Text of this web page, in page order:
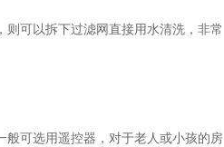
可以拆下过滤网直接用水清洗，非常
可选用遥控器，对于老人或小孩的房